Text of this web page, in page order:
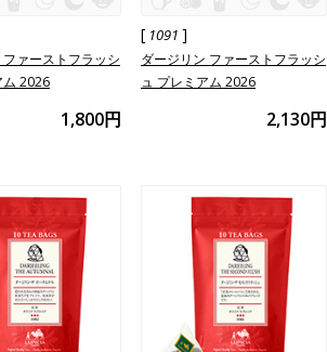
ァーストフラッシ
ム 2026
1,800円
[ 1091 ]
ダージリン ファーストフラッシ
ュ プレミアム 2026
2,130円